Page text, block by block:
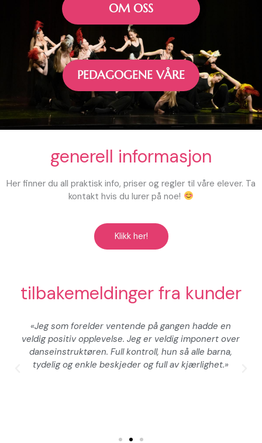
OM OSS
PEDAGOGENE VÅRE
generell informasjon
Her finner du all praktisk info, priser og regler til våre elever. Ta
kontakt hvis du lurer på noe!
Klikk her!
tilbakemeldinger fra kunder
«Jeg som forelder ventende på gangen hadde en
veldig positiv opplevelse. Jeg er veldig imponert over
danseinstruktøren. Full kontroll, hun så alle barna,
tydelig og enkle beskjeder og full av kjærlighet.»